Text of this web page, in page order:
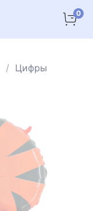
0
Цифры